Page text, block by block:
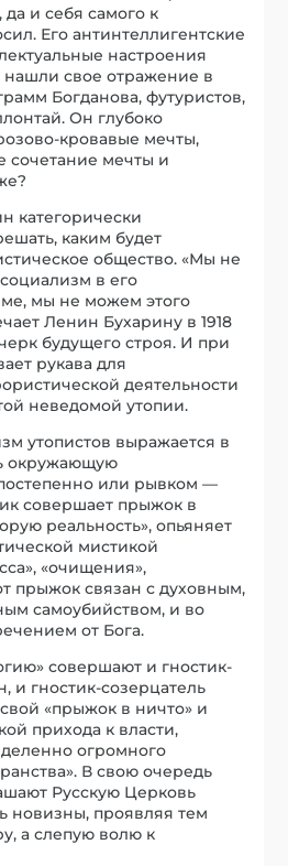
и себя самого к
Его антинтеллигентские
настроения
свое отражение в
Богданова, футуристов,
Он глубоко
кровавые мечты,
сочетание мечты и
категорически
каким будет
общество. «Мы не
в его
мы не можем этого
Ленин Бухарину в 1918
будущего строя. И при
рукава для
деятельности
неведомой утопии.
утопистов выражается в
окружающую
или рывком —
совершает прыжок в
реальность», опьяняет
мистикой
«очищения»,
прыжок связан с духовным,
самоубийством, и во
от Бога.
совершают и гностик-
и гностик-созерцатель
«прыжок в ничто» и
прихода к власти,
огромного
В свою очередь
Русскую Церковь
новизны, проявляя тем
а слепую волю к